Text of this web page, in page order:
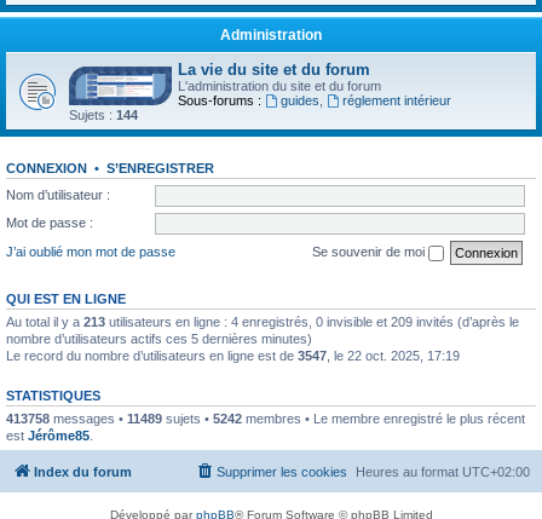
Administration
La vie du site et du forum
L'administration du site et du forum
Sous-forums :
guides,
réglement intérieur
Sujets : 144
CONNEXION • S’ENREGISTRER
Nom d’utilisateur :
Mot de passe :
J’ai oublié mon mot de passe
Se souvenir de moi
QUI EST EN LIGNE
Au total il y a 213 utilisateurs en ligne : 4 enregistrés, 0 invisible et 209 invités (d’après le
nombre d’utilisateurs actifs ces 5 dernières minutes)
Le record du nombre d’utilisateurs en ligne est de 3547 , le 22 oct. 2025, 17:19
STATISTIQUES
413758 messages • 11489 sujets • 5242 membres • Le membre enregistré le plus récent
est Jérôme85
Index du forum Heures au format UTC+02:00
Supprimer les cookies
Développé parphpBB® Forum Software © phpBB Limited